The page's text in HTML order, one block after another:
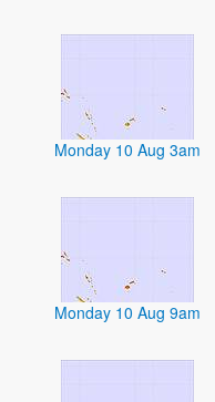
Monday 10 Aug 3am
Monday 10 Aug 9am